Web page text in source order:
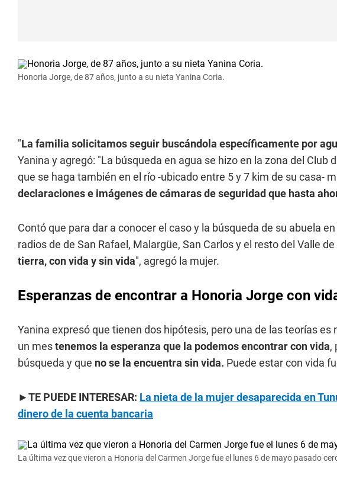
Honoria Jorge, de 87 años, junto a su nieta Yanina Coria.
"La familia solicitamos seguir buscándola específicamente por
Yanina y agregó: "La búsqueda en agua se hizo en la zona del Club
que se haga también en el río -ubicado entre 5 y 7 kim de su casa-
declaraciones e imágenes de cámaras de seguridad que hasta
Contó que para dar a conocer el caso y la búsqueda de su abuela
radios de de San Rafael, Malargüe, San Carlos y el resto del Valle de
tierra, con vida y sin vida", agregó la mujer.
Esperanzas de encontrar a Honoria Jorge con
Yanina expresó que tienen dos hipótesis, pero una de las teorías
un mestenemos la esperanza que la podemos encontrar con vida,
búsqueda y que no se la encuentra sin vida. Puede estar con vida
►TE PUEDE INTERESAR: La nieta de la mujer desaparecida en
dinero de la cuenta bancaria
La última vez que vieron a Honoria del Carmen Jorge fue el lunes 6 de mayo pasado